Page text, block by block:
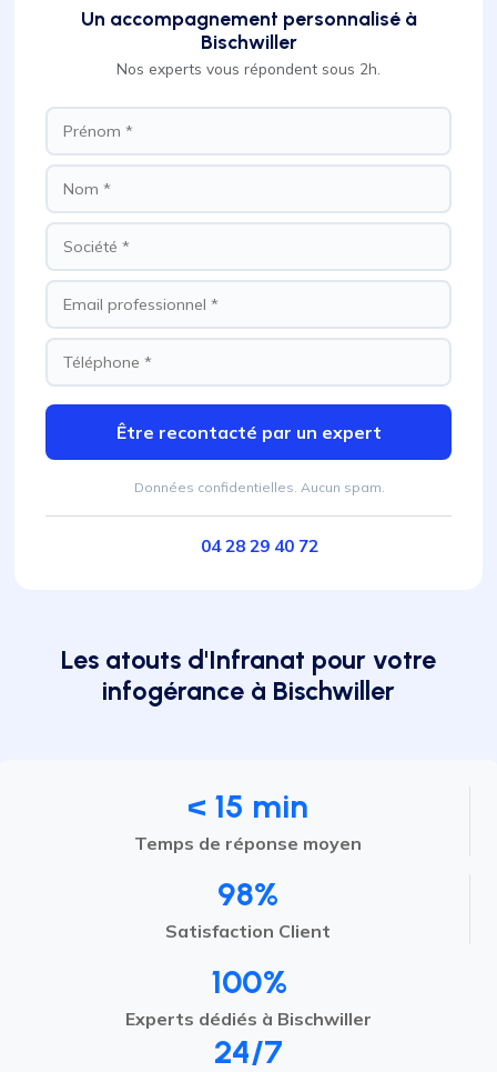
Un accompagnement personnalisé à
Bischwiller
Nos experts vous répondent sous 2h.
Être recontacté par un expert
Données confidentielles. Aucun spam.
04 28 29 40 72
Les atouts d'Infranat pour votre
infogérance à Bischwiller
< 15 min
Temps de réponse moyen
98%
Satisfaction Client
100%
Experts dédiés à Bischwiller
24/7